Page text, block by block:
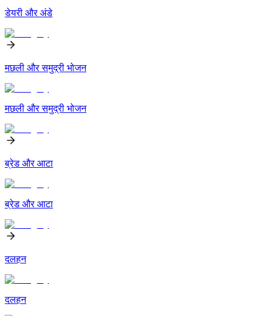
डेयरी और अंडे
मछली और समुद्री भोजन
मछली और समुद्री भोजन
ब्रेड और आटा
ब्रेड और आटा
दलहन
दलहन